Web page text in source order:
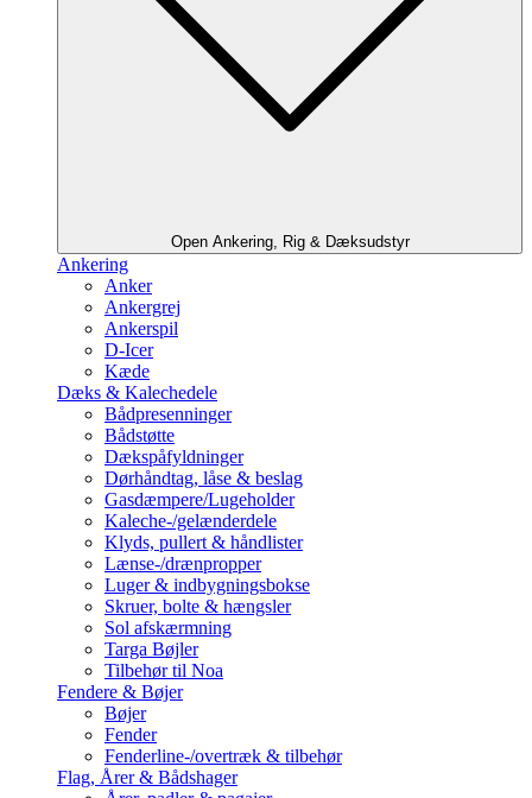
Open Ankering, Rig & Dæksudstyr
Ankering
Anker
Ankergrej
Ankerspil
D-Icer
Kæde
Dæks & Kalechedele
Bådpresenninger
Bådstøtte
Dækspåfyldninger
Dørhåndtag, låse & beslag
Gasdæmpere/Lugeholder
Kaleche-/gelænderdele
Klyds, pullert & håndlister
Lænse-/drænpropper
Luger & indbygningsbokse
Skruer, bolte & hængsler
Sol afskærmning
Targa Bøjler
Tilbehør til Noa
Fendere & Bøjer
Bøjer
Fender
Fenderline-/overtræk & tilbehør
Flag, Årer & Bådshager